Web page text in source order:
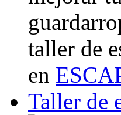
taller de
en
Taller de